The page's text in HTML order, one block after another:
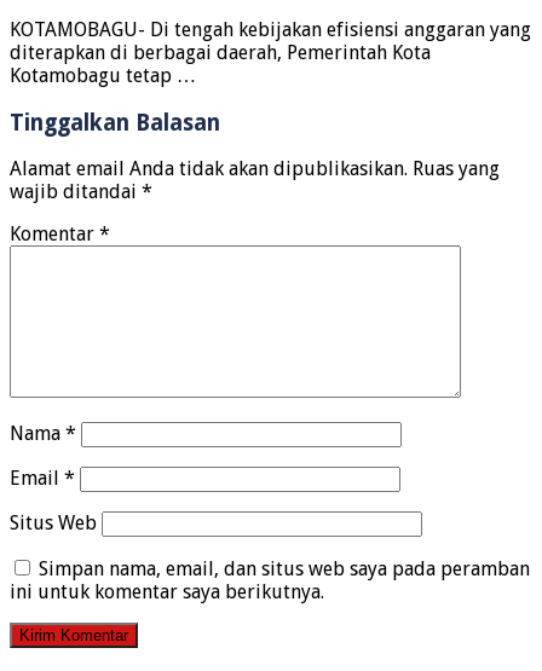
KOTAMOBAGU- Di tengah kebijakan efisiensi anggaran yang
diterapkan di berbagai daerah, Pemerintah Kota
Kotamobagu tetap …
Tinggalkan Balasan
Alamat email Anda tidak akan dipublikasikan. Ruas yang
wajib ditandai *
Komentar *
Nama *
Email *
Situs Web
Simpan nama, email, dan situs web saya pada peramban
ini untuk komentar saya berikutnya.